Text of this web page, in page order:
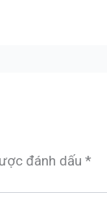
đánh dấu *